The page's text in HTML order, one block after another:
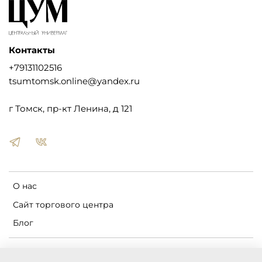
О нас
Сайт торгового центра
Блог
Контакты
+79131102516
tsumtomsk.online@yandex.ru
г Томск, пр-кт Ленина, д 121